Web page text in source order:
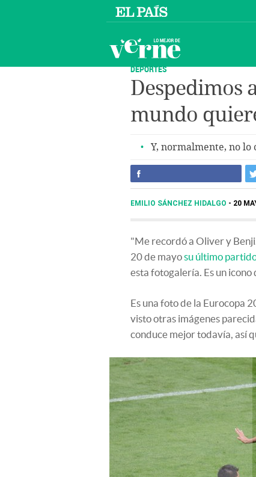
DEPORTES
Despedimos
mundo
Y, normalmente, no lo
EMILIO SÁNCHEZ HIDALGO 20
"Me recordó a Oliver y
20 de mayosu último
esta fotogalería. Es un
Es una foto de la Eurocopa
visto otras imágenes
conduce mejor todavía, así